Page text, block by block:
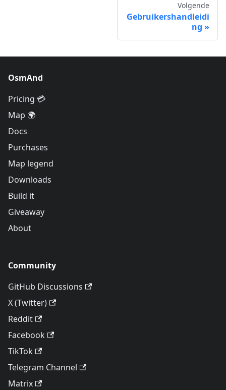
Volgende
Gebruikershandleidi
ng
OsmAnd
Pricing 💳
Map 🌍
Docs
Purchases
Map legend
Downloads
Build it
Giveaway
About
Community
GitHub Discussions
X (Twitter)
Reddit
Facebook
TikTok
Telegram Channel
Matrix